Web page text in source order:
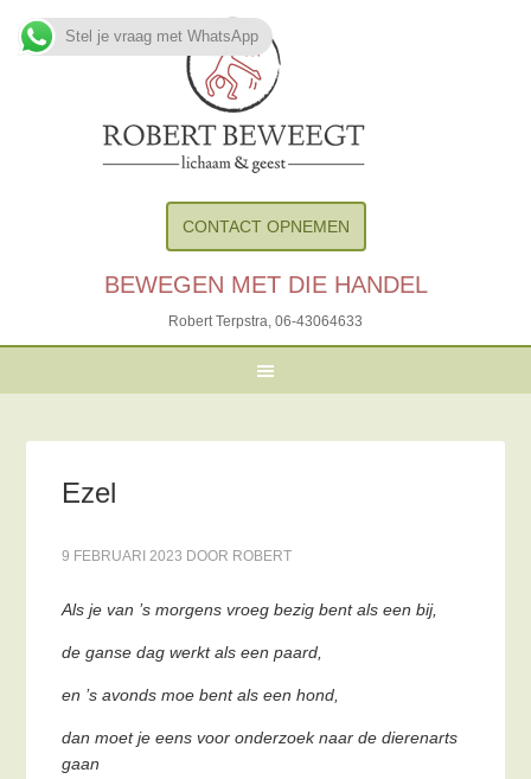
CONTACT OPNEMEN
BEWEGEN MET DIE HANDEL
Robert Terpstra, 06-43064633
Ezel
9 FEBRUARI 2023 DOOR ROBERT
Als je van ’s morgens vroeg bezig bent als een bij,
de ganse dag werkt als een paard,
en ’s avonds moe bent als een hond,
dan moet je eens voor onderzoek naar de dierenarts
gaan
Stel je vraag met WhatsApp